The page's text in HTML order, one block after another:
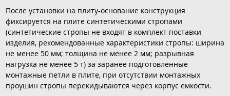
После установки на плиту-основание конструкция
фиксируется на плите синтетическими стропами
(синтетические стропы не входят в комплект поставки
изделия, рекомендованные характеристики стропы: ширина
не менее 50 мм; толщина не менее 2 мм; разрывная
нагрузка не менее 5 т) за заранее подготовленные
монтажные петли в плите, при отсутствии монтажных
проушин стропы перекидываются через корпус емкости.